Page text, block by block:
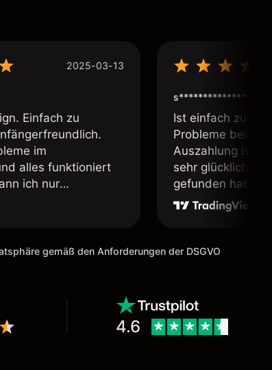
2025-03-13
Einfach zu
im
alles funktioniert
ich nur
s****************
Ist einfach zum
Probleme beim
Auszahlung ist
sehr glücklich
gefunden habe.
weiter meine
gemäß den Anforderungen der DSGVO
4.6